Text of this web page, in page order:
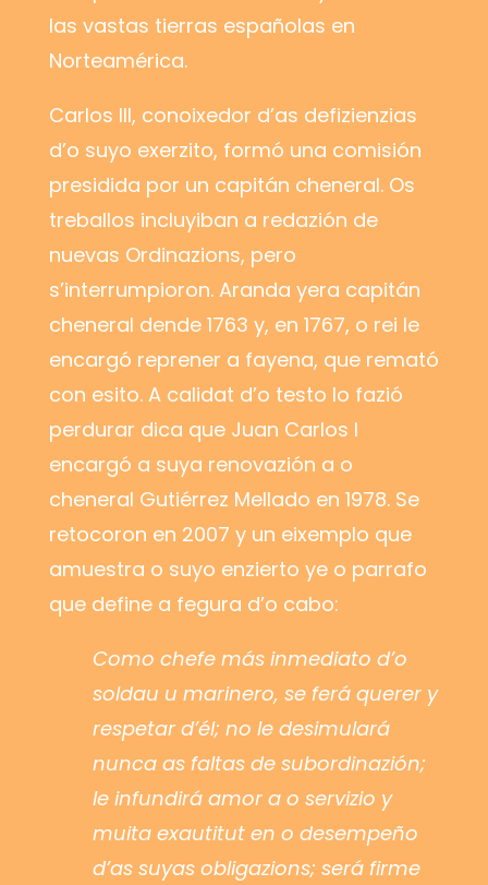
las vastas tierras españolas en
Norteamérica.
Carlos III, conoixedor d’as defizienzias
d’o suyo exerzito, formó una comisión
presidida por un capitán cheneral. Os
treballos incluyiban a redazión de
nuevas Ordinazions, pero
s’interrumpioron. Aranda yera capitán
cheneral dende 1763 y, en 1767, o rei le
encargó reprener a fayena, que remató
con esito. A calidat d’o testo lo fazió
perdurar dica que Juan Carlos I
encargó a suya renovazión a o
cheneral Gutiérrez Mellado en 1978. Se
retocoron en 2007 y un eixemplo que
amuestra o suyo enzierto ye o parrafo
que define a fegura d’o cabo:
Como chefe más inmediato d’o
soldau u marinero, se ferá querer y
respetar d’él; no le desimulará
nunca as faltas de subordinazión;
le infundirá amor a o servizio y
muita exautitut en o desempeño
d’as suyas obligazions; será firme